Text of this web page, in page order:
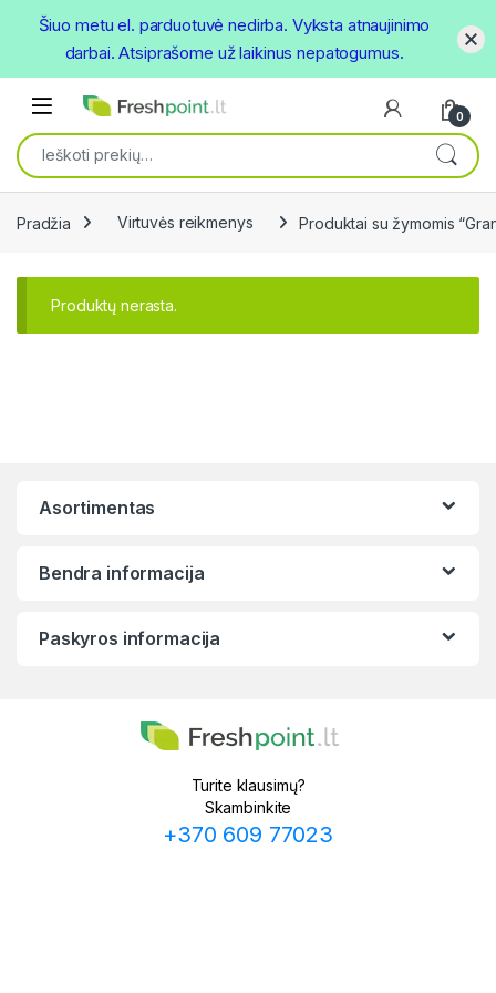
Open
0
Ieškoti:
Pradžia Virtuvės reikmenys Produktai su žymomis
Produktų nerasta.
Asortimentas
Bendra informacija
Paskyros informacija
Turite klausimų?
Skambinkite
+370 609 77023
Šiuo metu el. parduotuvė nedirba. Vyksta atnaujinimo
darbai. Atsiprašome už laikinus nepatogumus.